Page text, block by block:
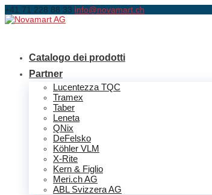
+41 71 228 88 33 info@novamart.ch
Catalogo dei prodotti
Partner
Lucentezza TQC
Tramex
Taber
Leneta
QNix
DeFelsko
Köhler VLM
X-Rite
Kern & Figlio
Meri.ch AG
ABL Svizzera AG